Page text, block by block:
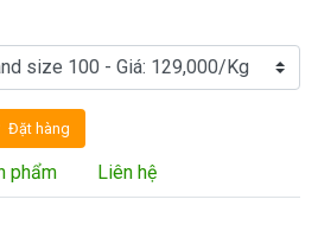
Đặt hàng
phẩm Liên hệ